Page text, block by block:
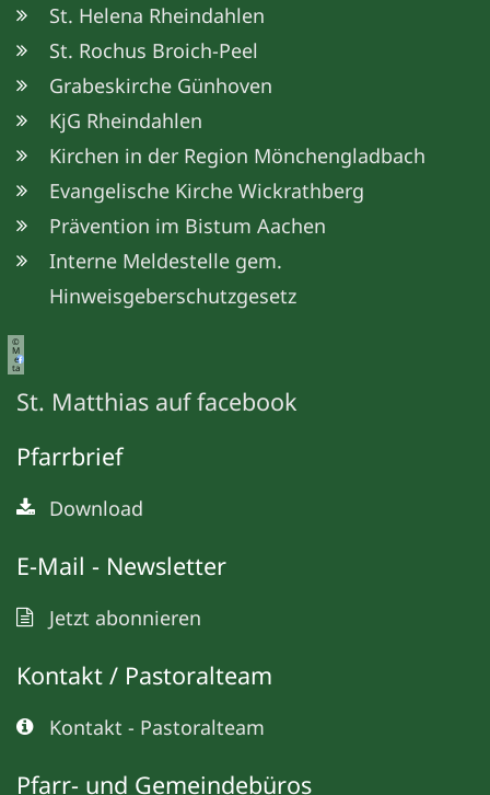
St. Helena Rheindahlen
St. Rochus Broich-Peel
Grabeskirche Günhoven
KjG Rheindahlen
Kirchen in der Region Mönchengladbach
Evangelische Kirche Wickrathberg
Prävention im Bistum Aachen
Interne Meldestelle gem.
Hinweisgeberschutzgesetz
©
M
e
ta
St. Matthias auf facebook
Pfarrbrief
Download
E-Mail - Newsletter
Jetzt abonnieren
Kontakt / Pastoralteam
Kontakt - Pastoralteam
Pfarr- und Gemeindebüros